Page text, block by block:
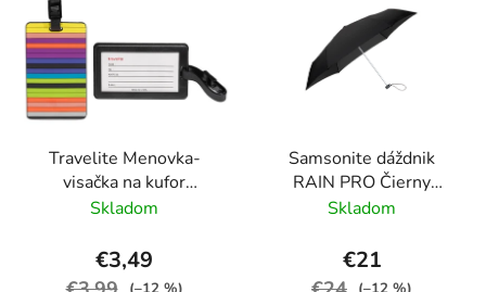
Travelite Menovka-
visačka na kufor
Multicolor Stripes
Skladom
€3,49
Samsonite dáždnik
RAIN PRO Čierny
skladací manuálny
Skladom
€21